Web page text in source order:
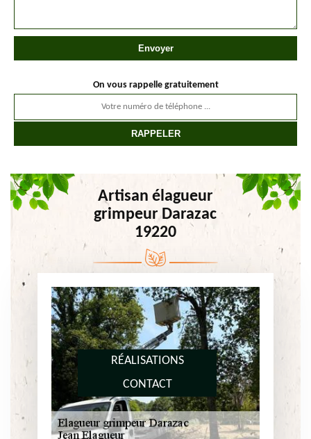
RÉALISATIONS
CONTACT
On vous rappelle gratuitement
Artisan élagueur
grimpeur Darazac
19220